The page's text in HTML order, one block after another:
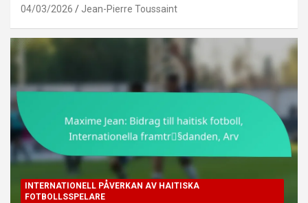
04/03/2026 Jean-Pierre Toussaint
INTERNATIONELL PÅVERKAN AV HAITISKA
FOTBOLLSSPELARE